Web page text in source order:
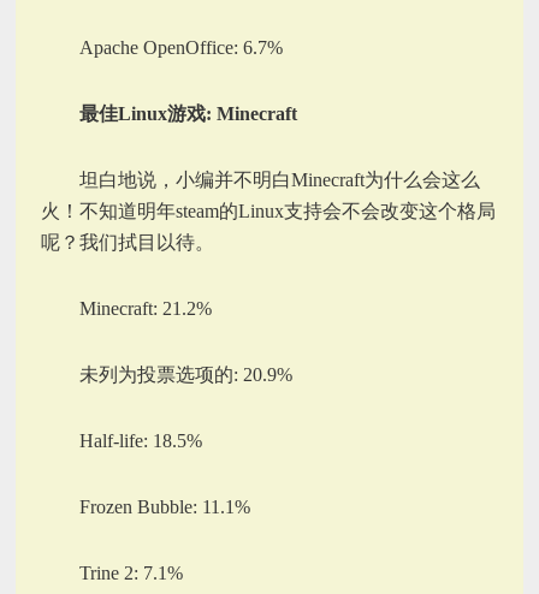
Apache OpenOffice: 6.7%
最佳Linux游戏: Minecraft
坦白地说，小编并不明白Minecraft为什么会这么
火！不知道明年steam的Linux支持会不会改变这个格局
呢？我们拭目以待。
Minecraft: 21.2%
未列为投票选项的: 20.9%
Half-life: 18.5%
Frozen Bubble: 11.1%
Trine 2: 7.1%